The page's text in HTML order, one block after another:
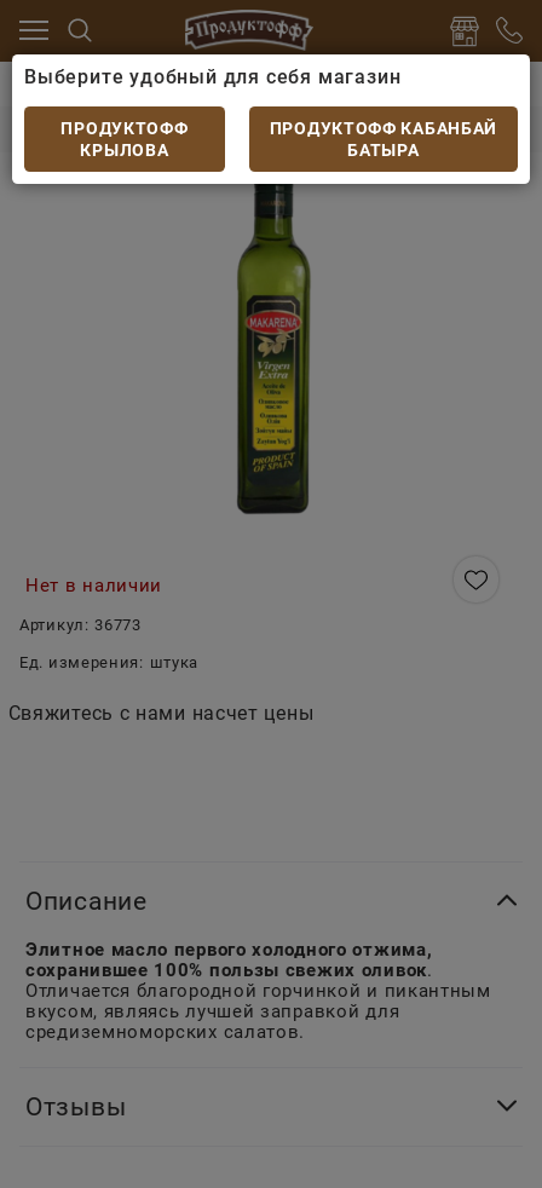
Растительное масло
Оливковое масло
Оливковое масло Makarena Extra Virgen 0,5л
Нет в наличии
Артикул: 36773
Ед. измерения: штука
Свяжитесь с нами насчет цены
Описание
Элитное масло первого холодного отжима,
сохранившее 100% пользы свежих оливок.
Отличается благородной горчинкой и пикантным
вкусом, являясь лучшей заправкой для
средиземноморских салатов.
Отзывы
Выберите удобный для себя магазин
ПРОДУКТОФФ
КРЫЛОВА
ПРОДУКТОФФ КАБАНБАЙ
БАТЫРА